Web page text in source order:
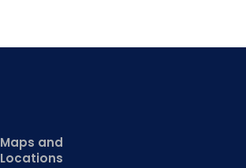
Maps and
Locations